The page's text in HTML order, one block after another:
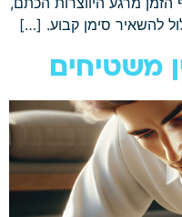
להשאיר סימן קבוע. […]
משטיחים